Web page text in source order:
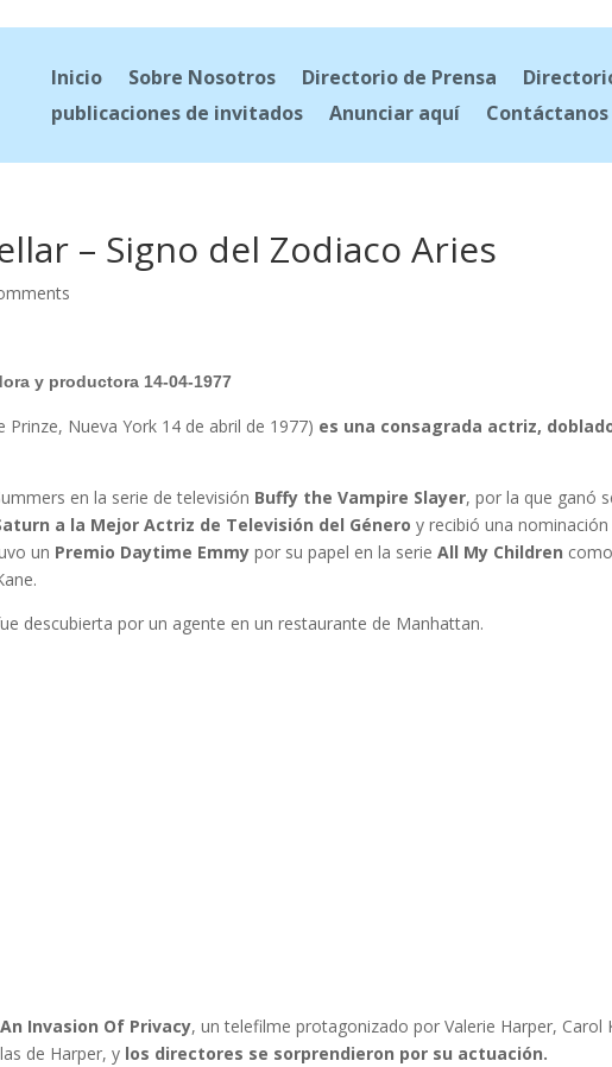
Inicio Sobre Nosotros Directorio de Prensa
publicaciones de invitados
Anunciar aquí Contáctanos
– Signo del Zodiaco Aries
y productora 14-04-1977
Prinze, Nueva York 14 de abril de 1977) es una consagrada actriz,
en la serie de televisión Buffy the Vampire Slayer, por la que ganó
a la Mejor Actriz de Televisión del Género y recibió una nominación
un Premio Daytime Emmy por su papel en la serieAll My Children como
descubierta por un agente en un restaurante de Manhattan.
An Invasion Of Privacy, un telefilme protagonizado por Valerie Harper, Carol
de Harper, y los directores se sorprendieron por su actuación.